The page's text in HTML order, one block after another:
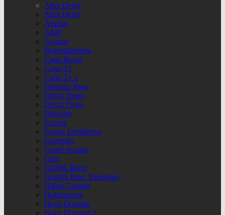
Altın Detay
Altın Detay
Altınlar
AMP
Ayarlar
Beğendiklerim
Canlı Borsa
Canlı Tv
Canlı Tv 2
Deneme Page
Döviz Detay
Döviz Detay
Dövizler
Eczane
Favori İçeriklerim
Gazeteler
Genel Ayarlar
Giriş
Gizlilik İlkesi
Günlük Burç Yorumları
Haber Gönder
Hakkımızda
Hava Durumu
Hava Durumu 2